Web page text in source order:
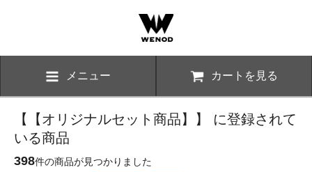
メニュー カートを見る
【【オリジナルセット商品】】 に登録されて
いる商品
398件の商品が見つかりました